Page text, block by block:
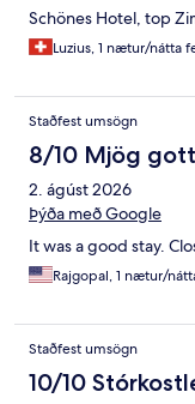
Schönes Hotel, top
Luzius, 1 nætur/nátta
Staðfest umsögn
8/10 Mjög gott
2. ágúst 2026
Þýða með Google
It was a good stay.
Rajgopal, 1 nætur/
Staðfest umsögn
10/10